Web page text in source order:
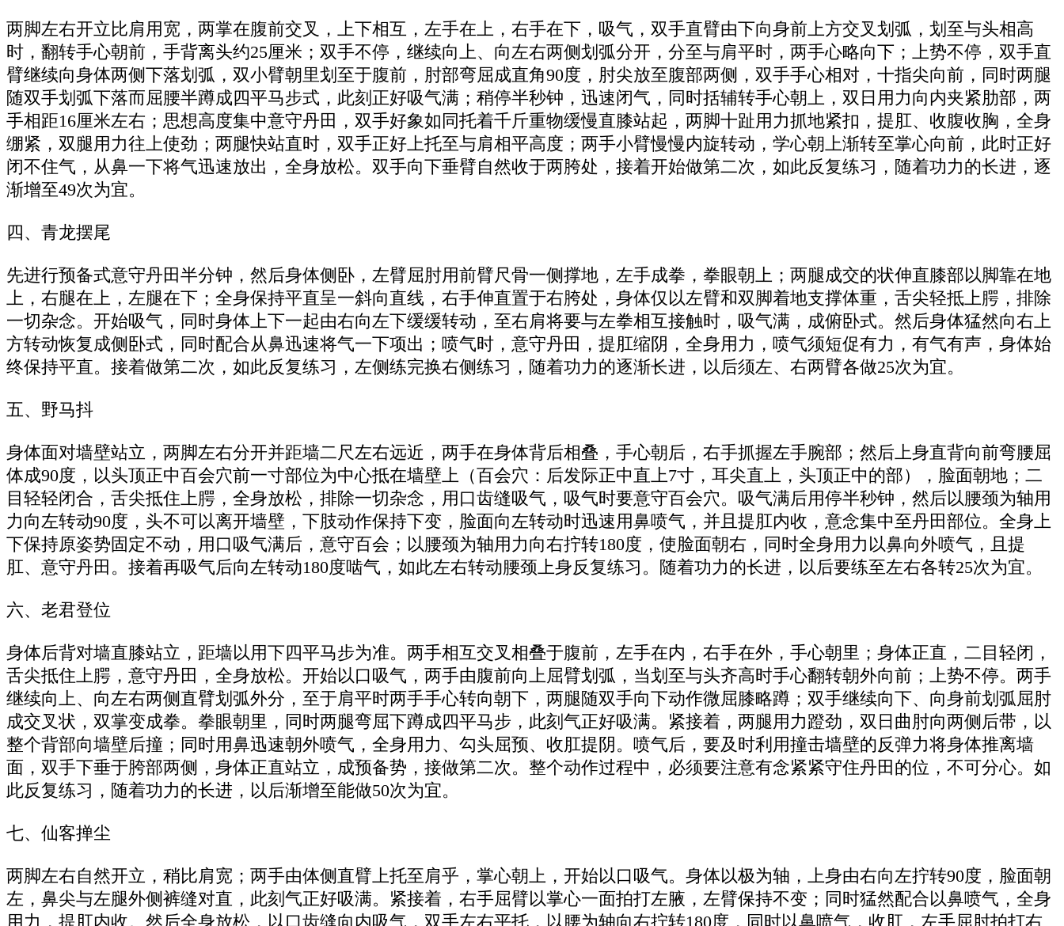
两脚左右开立比肩用宽，两掌在腹前交叉，上下相互，左手在上，右手在下，吸气，双手直臂由下向身前上方交叉划弧，划至与头相高
时，翻转手心朝前，手背离头约25厘米；双手不停，继续向上、向左右两侧划弧分开，分至与肩平时，两手心略向下；上势不停，双手直
臂继续向身体两侧下落划弧，双小臂朝里划至于腹前，肘部弯屈成直角90度，肘尖放至腹部两侧，双手手心相对，十指尖向前，同时两腿
随双手划弧下落而屈腰半蹲成四平马步式，此刻正好吸气满；稍停半秒钟，迅速闭气，同时括辅转手心朝上，双日用力向内夹紧肋部，两
手相距16厘米左右；思想高度集中意守丹田，双手好象如同托着千斤重物缓慢直膝站起，两脚十趾用力抓地紧扣，提肛、收腹收胸，全身
绷紧，双腿用力往上使劲；两腿快站直时，双手正好上托至与肩相平高度；两手小臂慢慢内旋转动，学心朝上渐转至掌心向前，此时正好
闭不住气，从鼻一下将气迅速放出，全身放松。双手向下垂臂自然收于两胯处，接着开始做第二次，如此反复练习，随着功力的长进，逐
渐增至49次为宜。
四、青龙摆尾
先进行预备式意守丹田半分钟，然后身体侧卧，左臂屈肘用前臂尺骨一侧撑地，左手成拳，拳眼朝上；两腿成交的状伸直膝部以脚靠在地
上，右腿在上，左腿在下；全身保持平直呈一斜向直线，右手伸直置于右胯处，身体仅以左臂和双脚着地支撑体重，舌尖轻抵上腭，排除
一切杂念。开始吸气，同时身体上下一起由右向左下缓缓转动，至右肩将要与左拳相互接触时，吸气满，成俯卧式。然后身体猛然向右上
方转动恢复成侧卧式，同时配合从鼻迅速将气一下项出；喷气时，意守丹田，提肛缩阴，全身用力，喷气须短促有力，有气有声，身体始
终保持平直。接着做第二次，如此反复练习，左侧练完换右侧练习，随着功力的逐渐长进，以后须左、右两臂各做25次为宜。
五、野马抖
身体面对墙壁站立，两脚左右分开并距墙二尺左右远近，两手在身体背后相叠，手心朝后，右手抓握左手腕部；然后上身直背向前弯腰屈
体成90度，以头顶正中百会穴前一寸部位为中心抵在墙壁上（百会穴：后发际正中直上7寸，耳尖直上，头顶正中的部），脸面朝地；二
目轻轻闭合，舌尖抵住上腭，全身放松，排除一切杂念，用口齿缝吸气，吸气时要意守百会穴。吸气满后用停半秒钟，然后以腰颈为轴用
力向左转动90度，头不可以离开墙壁，下肢动作保持下变，脸面向左转动时迅速用鼻喷气，并且提肛内收，意念集中至丹田部位。全身上
下保持原姿势固定不动，用口吸气满后，意守百会；以腰颈为轴用力向右拧转180度，使脸面朝右，同时全身用力以鼻向外喷气，且提
肛、意守丹田。接着再吸气后向左转动180度啮气，如此左右转动腰颈上身反复练习。随着功力的长进，以后要练至左右各转25次为宜。
六、老君登位
身体后背对墙直膝站立，距墙以用下四平马步为准。两手相互交叉相叠于腹前，左手在内，右手在外，手心朝里；身体正直，二目轻闭，
舌尖抵住上腭，意守丹田，全身放松。开始以口吸气，两手由腹前向上屈臂划弧，当划至与头齐高时手心翻转朝外向前；上势不停。两手
继续向上、向左右两侧直臂划弧外分，至于肩平时两手手心转向朝下，两腿随双手向下动作微屈膝略蹲；双手继续向下、向身前划弧屈肘
成交叉状，双掌变成拳。拳眼朝里，同时两腿弯屈下蹲成四平马步，此刻气正好吸满。紧接着，两腿用力蹬劲，双日曲肘向两侧后带，以
整个背部向墙壁后撞；同时用鼻迅速朝外喷气，全身用力、勾头屈预、收肛提阴。喷气后，要及时利用撞击墙壁的反弹力将身体推离墙
面，双手下垂于胯部两侧，身体正直站立，成预备势，接做第二次。整个动作过程中，必须要注意有念紧紧守住丹田的位，不可分心。如
此反复练习，随着功力的长进，以后渐增至能做50次为宜。
七、仙客掸尘
两脚左右自然开立，稍比肩宽；两手由体侧直臂上托至肩乎，掌心朝上，开始以口吸气。身体以极为轴，上身由右向左拧转90度，脸面朝
左，鼻尖与左腿外侧裤缝对直，此刻气正好吸满。紧接着，右手屈臂以掌心一面拍打左腋，左臂保持不变；同时猛然配合以鼻喷气，全身
用力，提肛内收。然后全身放松，以口齿缝向内吸气，双手左右平托，以腰为轴向右拧转180度，同时以鼻喷气，收肛，左手屈肘拍打右